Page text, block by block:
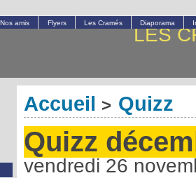
LES
Accueil > Quizz
Quizz
vendredi 26
Nos amis Flyers Les Cramés Diaporama